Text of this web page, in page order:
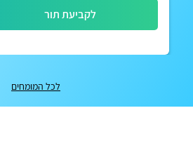
לקביעת תור
לכל המומחים